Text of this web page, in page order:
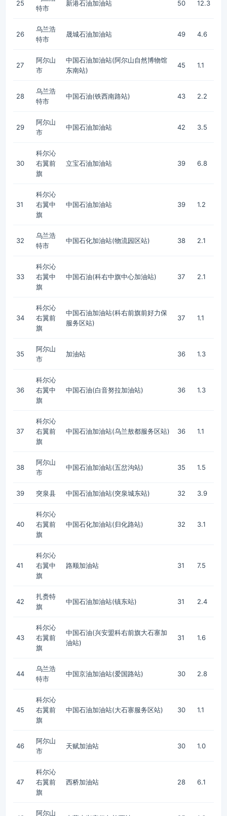
25
特市
新港石油加油站 50 12.3
26
乌兰浩
特市
晟城石油加油站 49 4.6
27
阿尔山
市
中国石油加油站(阿尔山自然博物馆
东南站)
45 1.1
28
乌兰浩
特市
中国石油(铁西南路站) 43 2.2
29
阿尔山
市
中国石油加油站 42 3.5
30
科尔沁
右翼前
旗
立宝石油加油站 39 6.8
31
科尔沁
右翼中
旗
中国石油加油站 39 1.2
32
乌兰浩
特市
中国石化加油站(物流园区站) 38 2.1
33
科尔沁
右翼中
旗
中国石油(科右中旗中心加油站) 37 2.1
34
科尔沁
右翼前
旗
中国石油加油站(科右前旗前好力保
服务区站)
37 1.1
35
阿尔山
市
加油站 36 1.3
36
科尔沁
右翼中
旗
中国石油(白音努拉加油站) 36 1.3
37
科尔沁
右翼前
旗
中国石油加油站(乌兰敖都服务区站) 36 1.1
38
阿尔山
市
中国石油加油站(五岔沟站) 35 1.5
39 突泉县 中国石油加油站(突泉城东站) 32 3.9
40
科尔沁
右翼前
旗
中国石化加油站(归化路站) 32 3.1
41
科尔沁
右翼中
旗
路顺加油站 31 7.5
42
扎赉特
旗
中国石油加油站(镇东站) 31 2.4
43
科尔沁
右翼前
旗
中国石油(兴安盟科右前旗大石寨加
油站)
31 1.6
44
乌兰浩
特市
中国京油加油站(爱国路站) 30 2.8
45
科尔沁
右翼前
旗
中国石油加油站(大石寨服务区站) 30 1.1
46
阿尔山
市
天赋加油站 30 1.0
47
科尔沁
右翼前
旗
西桥加油站 28 6.1
阿尔山